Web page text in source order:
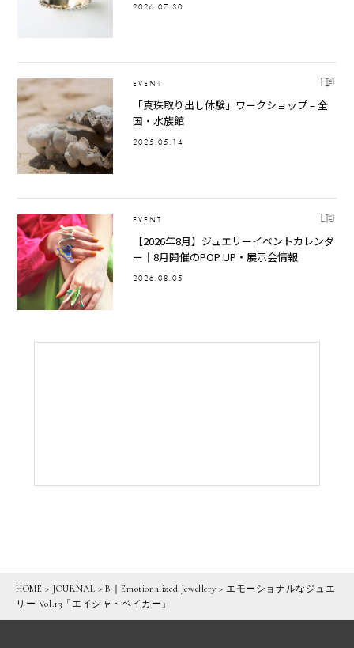
2026.07.30
EVENT
「真珠取り出し体験」ワークショップ – 全
国・水族館
2025.05.14
EVENT
【2026年8月】ジュエリーイベントカレンダ
ー｜8月開催のPOP UP・展示会情報
2026.08.05
HOME > JOURNAL >B｜Emotionalized Jewellery >エモーショナルなジュエ
リー Vol.13「エイシャ・ベイカー」